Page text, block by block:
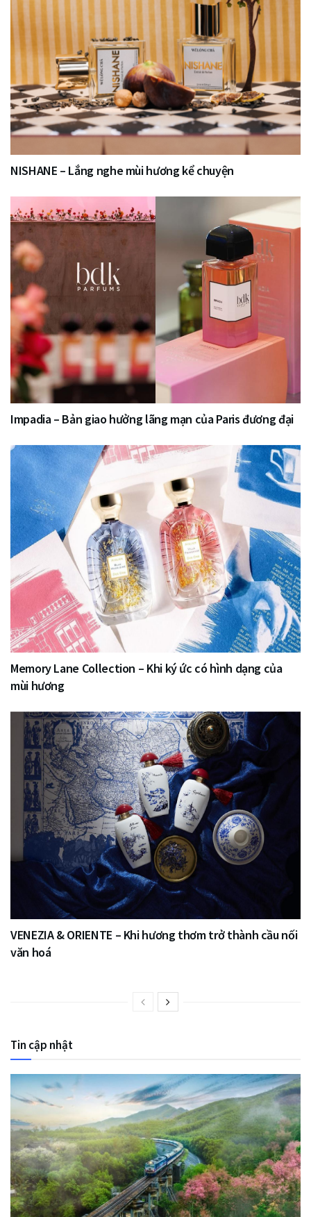
NISHANE – Lắng nghe mùi hương kể chuyện
Impadia – Bản giao hưởng lãng mạn của Paris đương đại
Memory Lane Collection – Khi ký ức có hình dạng của
mùi hương
VENEZIA & ORIENTE – Khi hương thơm trở thành cầu nối
văn hoá
Tin cập nhật